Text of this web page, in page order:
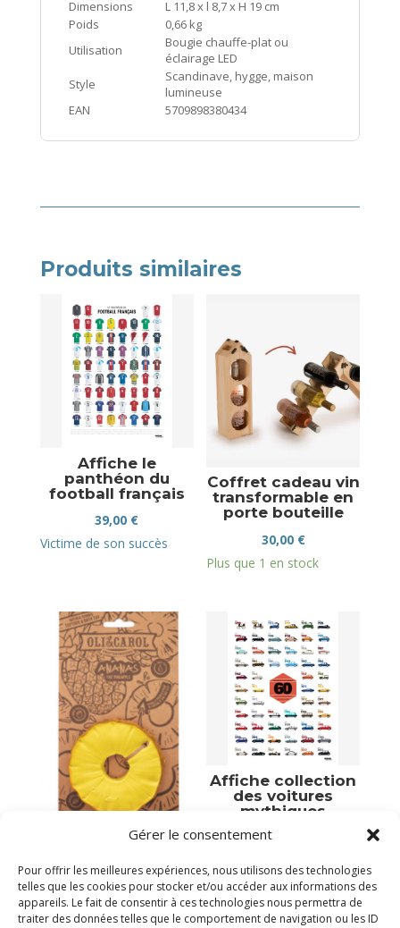
Gérer le consentement
Pour offrir les meilleures expériences, nous utilisons des technologies
telles que les cookies pour stocker et/ou accéder aux informations des
appareils. Le fait de consentir à ces technologies nous permettra de
traiter des données telles que le comportement de navigation ou les ID
Dimensions
L 11,8 x l 8,7 x H 19 cm
Poids
0,66 kg
Utilisation
Bougie chauffe-plat ou
éclairage LED
Style
Scandinave, hygge, maison
lumineuse
EAN
5709898380434
Produits similaires
Affiche le
panthéon du
football français
39,00 €
Victime de son succès
Coffret cadeau vin
transformable en
porte bouteille
30,00 €
Plus que 1 en stock
Ananas
18,90€
Plus que 2 en stock
Affiche collection
des voitures
mythiques
39,00